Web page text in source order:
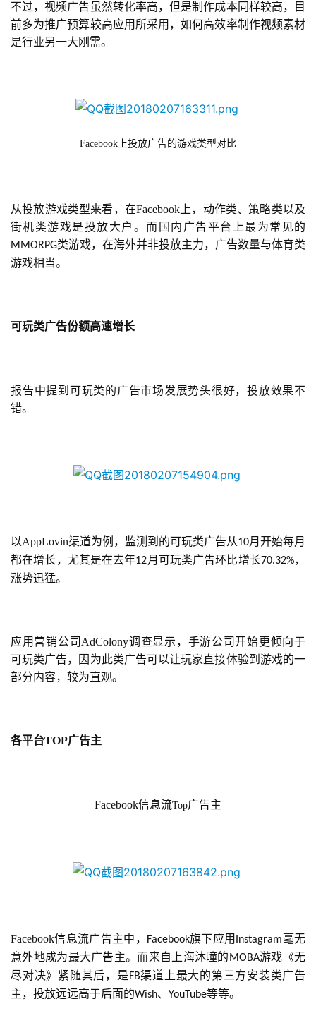
首
页
不过，视频广告虽然转化率高，但是制作成本同样较高，目
前多为推广预算较高应用所采用，如何高效率制作视频素材
是行业另一大刚需。
Facebook上投放广告的游戏类型对比
从投放游戏类型来看，在Facebook上，动作类、策略类以及
街机类游戏是投放大户。而国内广告平台上最为常见的
MMORPG类游戏，在海外并非投放主力，广告数量与体育类
游戏相当。
可玩类广告份额高速增长
报告中提到可玩类的广告市场发展势头很好，投放效果不
错。
以AppLovin渠道为例，监测到的可玩类广告从10月开始每月
都在增长，尤其是在去年12月可玩类广告环比增长70.32%，
涨势迅猛。
应用营销公司AdColony调查显示，手游公司开始更倾向于
可玩类广告，因为此类广告可以让玩家直接体验到游戏的一
部分内容，较为直观。
各平台TOP广告主
Facebook信息流Top广告主
Facebook信息流广告主中， Facebook旗下应用 Instagram毫无
意外地成为最大广告主。而来自上海沐瞳的MOBA游戏《无
尽对决》紧随其后，是FB渠道上最大的第三方安装类广告
主，投放远远高于后面的Wish、 YouTube等等。